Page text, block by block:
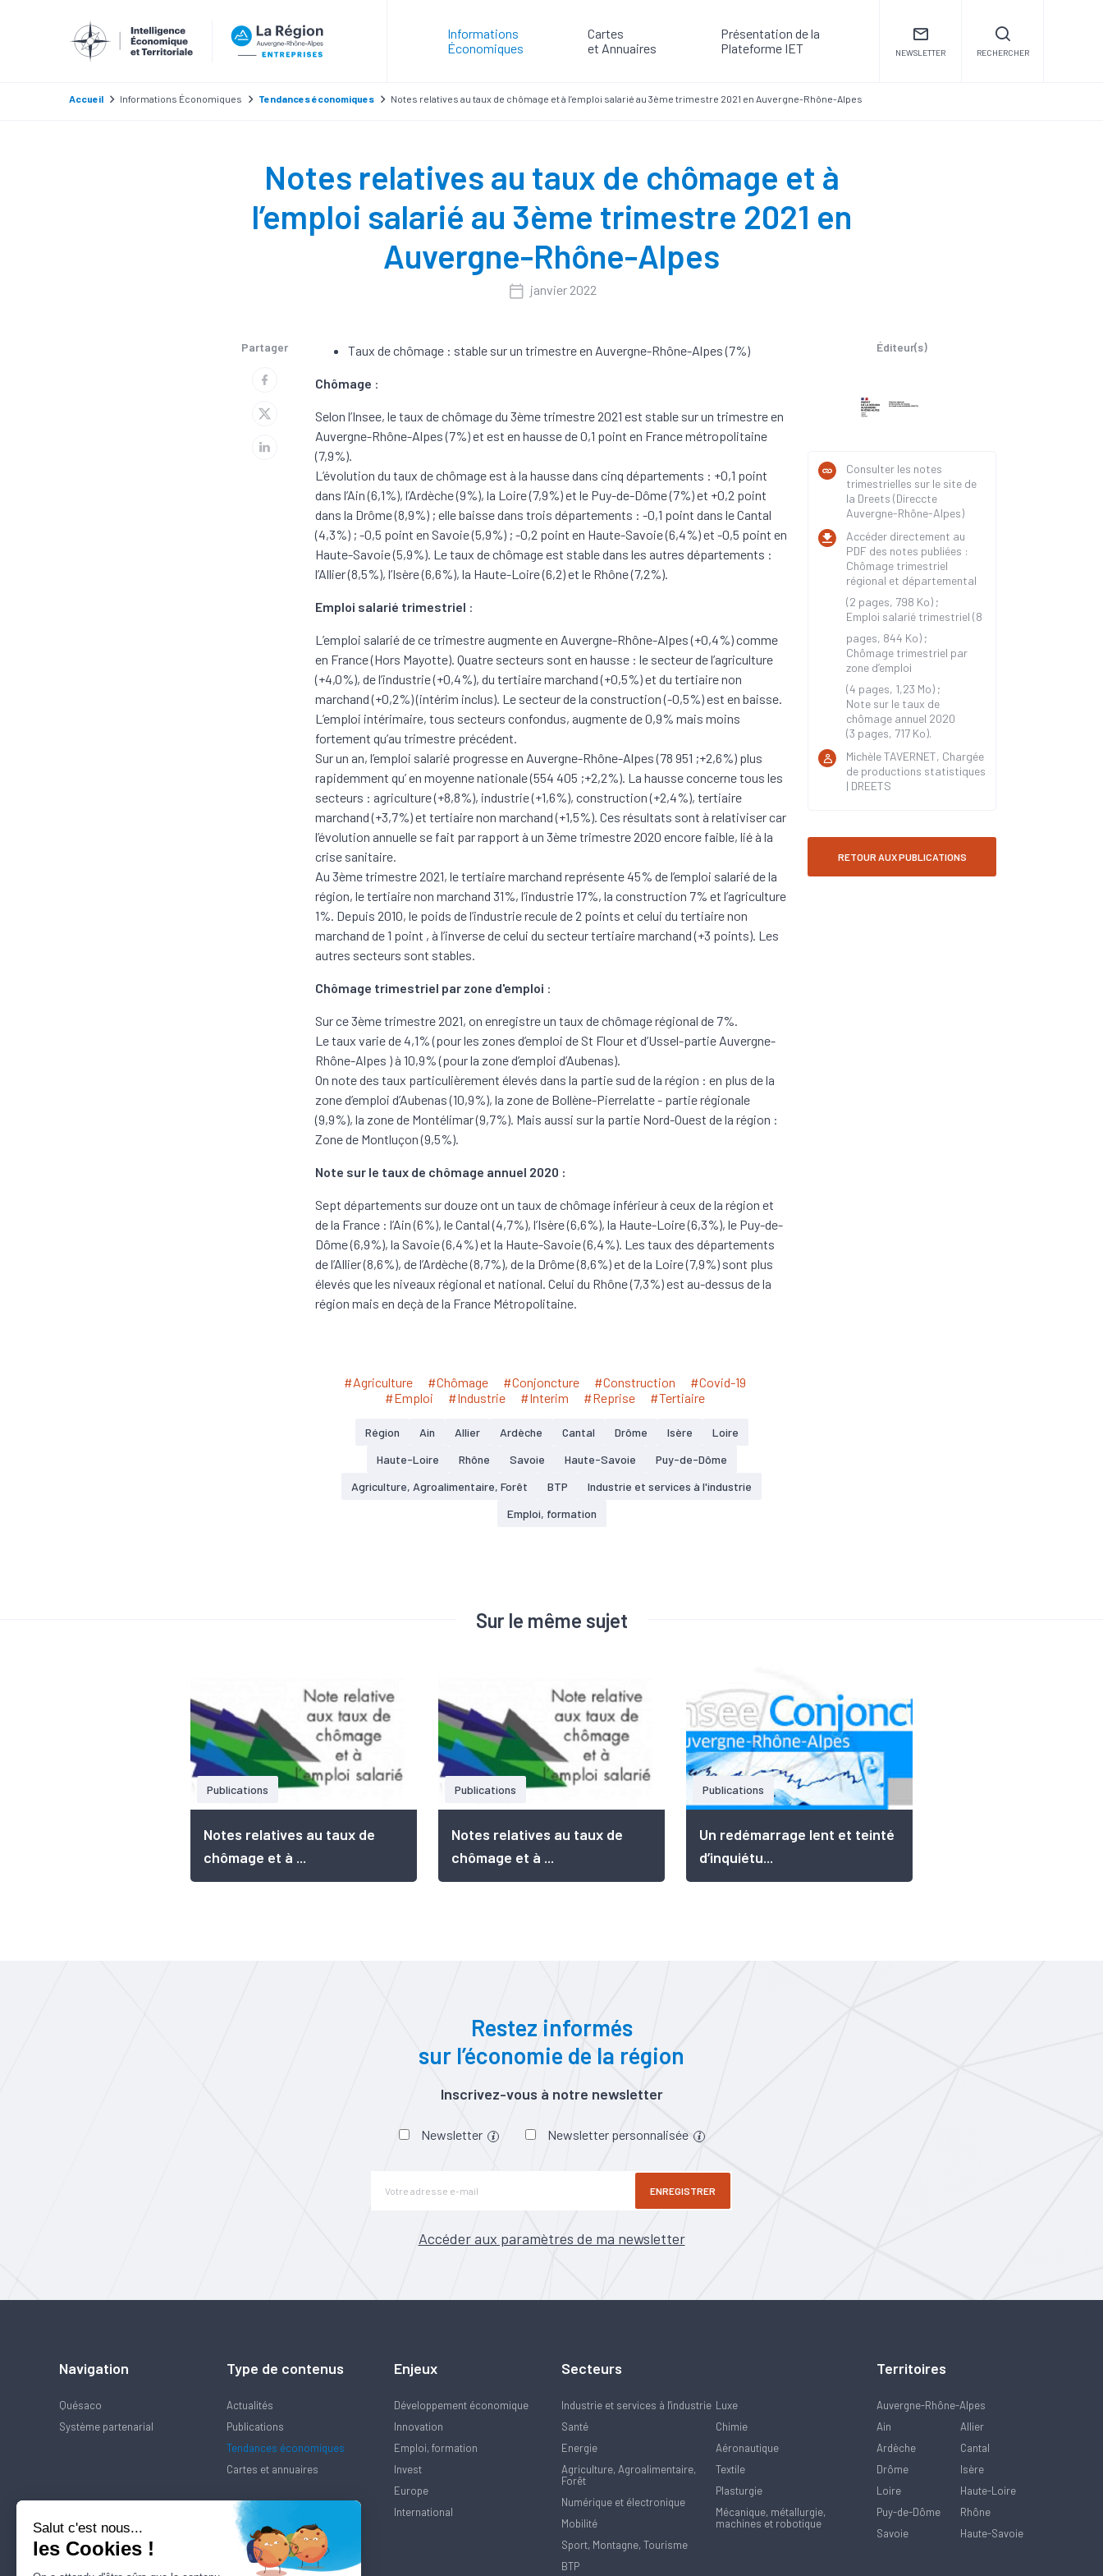
Informations
Économiques
Cartes
et Annuaires
Présentation de la
Plateforme IET
NEWSLETTER RECHERCHER
Accueil Informations Économiques Tendances économiques Notes relatives au taux de chômage et à l’emploi salarié au 3ème trimestre 2021 en Auvergne-Rhône-Alpes
Notes relatives au taux de chômage et à
l’emploi salarié au 3ème trimestre 2021 en
Auvergne-Rhône-Alpes
janvier 2022
Partager Taux de chômage : stable sur un trimestre en Auvergne-Rhône-Alpes (7%)
Chômage :
Selon l’Insee, le taux de chômage du 3ème trimestre 2021 est stable sur un trimestre en
Auvergne-Rhône-Alpes (7%) et est en hausse de 0,1 point en France métropolitaine
(7,9%).
L’évolution du taux de chômage est à la hausse dans cinq départements : +0,1 point
dans l’Ain (6,1%), l’Ardèche (9%), la Loire (7,9%) et le Puy-de-Dôme (7%) et +0,2 point
dans la Drôme (8,9%) ; elle baisse dans trois départements : -0,1 point dans le Cantal
(4,3%) ; -0,5 point en Savoie (5,9%) ; -0,2 point en Haute-Savoie (6,4%) et -0,5 point en
Haute-Savoie (5,9%). Le taux de chômage est stable dans les autres départements :
l’Allier (8,5%), l’Isère (6,6%), la Haute-Loire (6,2) et le Rhône (7,2%).
Emploi salarié trimestriel :
L’emploi salarié de ce trimestre augmente en Auvergne-Rhône-Alpes (+0,4%) comme
en France (Hors Mayotte). Quatre secteurs sont en hausse : le secteur de l’agriculture
(+4,0%), de l’industrie (+0,4%), du tertiaire marchand (+0,5%) et du tertiaire non
marchand (+0,2%) (intérim inclus). Le secteur de la construction (-0,5%) est en baisse.
L’emploi intérimaire, tous secteurs confondus, augmente de 0,9% mais moins
fortement qu’au trimestre précédent.
Sur un an, l’emploi salarié progresse en Auvergne-Rhône-Alpes (78 951 ;+2,6%) plus
rapidemment qu’ en moyenne nationale (554 405 ;+2,2%). La hausse concerne tous les
secteurs : agriculture (+8,8%), industrie (+1,6%), construction (+2,4%), tertiaire
marchand (+3,7%) et tertiaire non marchand (+1,5%). Ces résultats sont à relativiser car
l’évolution annuelle se fait par rapport à un 3ème trimestre 2020 encore faible, lié à la
crise sanitaire.
Au 3ème trimestre 2021, le tertiaire marchand représente 45% de l’emploi salarié de la
région, le tertiaire non marchand 31%, l’industrie 17%, la construction 7% et l’agriculture
1%. Depuis 2010, le poids de l’industrie recule de 2 points et celui du tertiaire non
marchand de 1 point , à l’inverse de celui du secteur tertiaire marchand (+3 points). Les
autres secteurs sont stables.
Chômage trimestriel par zone d'emploi :
Sur ce 3ème trimestre 2021, on enregistre un taux de chômage régional de 7%.
Le taux varie de 4,1% (pour les zones d’emploi de St Flour et d’Ussel-partie Auvergne-
Rhône-Alpes ) à 10,9% (pour la zone d’emploi d’Aubenas).
On note des taux particulièrement élevés dans la partie sud de la région : en plus de la
zone d’emploi d’Aubenas (10,9%), la zone de Bollène-Pierrelatte - partie régionale
(9,9%), la zone de Montélimar (9,7%). Mais aussi sur la partie Nord-Ouest de la région :
Zone de Montluçon (9,5%).
Note sur le taux de chômage annuel 2020 :
Sept départements sur douze ont un taux de chômage inférieur à ceux de la région et
de la France : l’Ain (6%), le Cantal (4,7%), l’Isère (6,6%), la Haute-Loire (6,3%), le Puy-de-
Dôme (6,9%), la Savoie (6,4%) et la Haute-Savoie (6,4%). Les taux des départements
de l’Allier (8,6%), de l’Ardèche (8,7%), de la Drôme (8,6%) et de la Loire (7,9%) sont plus
élevés que les niveaux régional et national. Celui du Rhône (7,3%) est au-dessus de la
région mais en deçà de la France Métropolitaine.
Éditeur(s)
Consulter les notes
trimestrielles sur le site de
la Dreets (Direccte
Auvergne-Rhône-Alpes)
Accéder directement au
PDF des notes publiées :
Chômage trimestriel
régional et départemental
(2 pages, 798 Ko) ;
Emploi salarié trimestriel (8
pages, 844 Ko) ;
Chômage trimestriel par
zone d’emploi
(4 pages, 1,23 Mo) ;
Note sur le taux de
chômage annuel 2020
(3 pages, 717 Ko).
Michèle TAVERNET, Chargée
de productions statistiques
| DREETS
RETOUR AUX PUBLICATIONS
#Agriculture #Chômage #Conjoncture #Construction
#Covid-19
#Emploi
#Industrie #Interim #Reprise #Tertiaire
Région Ain Allier Ardèche Cantal Drôme Isère
Loire
Haute-Loire
Rhône Savoie Haute-Savoie
Puy-de-Dôme
Agriculture, Agroalimentaire, Forêt
BTP
Industrie et services à l'industrie
Emploi, formation
Sur le même sujet
Publications
Notes relatives au taux de
chômage et à ...
Publications
Notes relatives au taux de
chômage et à ...
Publications
Un redémarrage lent et teinté
d’inquiétu...
Restez informés
sur l’économie de la région
Inscrivez-vous à notre newsletter
Newsletter Newsletter personnalisée
ENREGISTRER
Accéder aux paramètres de ma newsletter
Navigation
Quésaco
Système partenarial
Type de contenus
Actualités
Publications
Tendances économiques
Cartes et annuaires
Enjeux
Développement économique
Innovation
Emploi, formation
Invest
Europe
International
Secteurs
Industrie et services à l'industrie
Santé
Energie
Agriculture, Agroalimentaire,
Forêt
Numérique et électronique
Mobilité
Sport, Montagne, Tourisme
BTP
Luxe
Chimie
Aéronautique
Textile
Plasturgie
Mécanique, métallurgie,
machines et robotique
Territoires
Auvergne-Rhône-Alpes
Ain
Allier
Ardèche
Cantal
Drôme
Isère
Loire
Haute-Loire
Puy-de-Dôme
Rhône
Savoie
Haute-Savoie
Salut c'est nous...
les Cookies !